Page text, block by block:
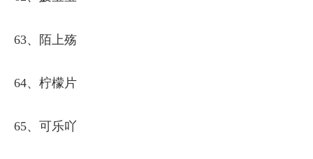
63、陌上殇
64、柠檬片
65、可乐吖